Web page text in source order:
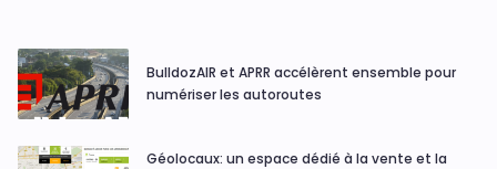
BulldozAIR et APRR accélèrent ensemble pour
numériser les autoroutes
Géolocaux: un espace dédié à la vente et la